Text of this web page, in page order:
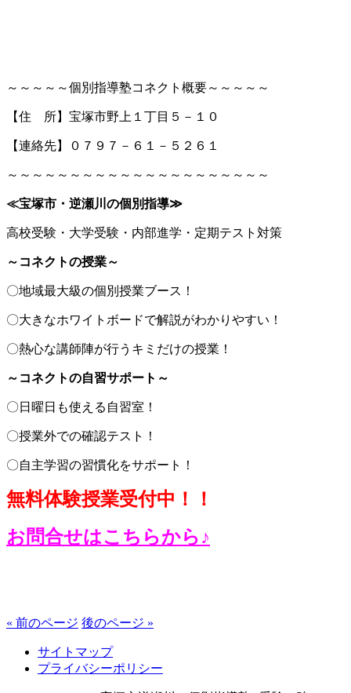
～～～～～個別指導塾コネクト概要～～～～～
【住 所】宝塚市野上１丁目５－１０
【連絡先】０７９７－６１－５２６１
～～～～～～～～～～～～～～～～～～～～～
≪宝塚市・逆瀬川の個別指導≫
高校受験・大学受験・内部進学・定期テスト対策
～コネクトの授業～
〇地域最大級の個別授業ブース！
〇大きなホワイトボードで解説がわかりやすい！
〇熱心な講師陣が行うキミだけの授業！
～コネクトの自習サポート～
〇日曜日も使える自習室！
〇授業外での確認テスト！
〇自主学習の習慣化をサポート！
無料体験授業受付中！！
お問合せはこちらから♪
« 前のページ 後のページ »
サイトマップ
プライバシーポリシー